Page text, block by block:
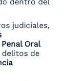
judiciales,
Oral
de